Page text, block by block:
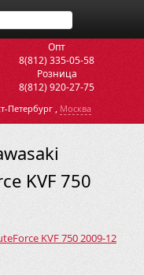
Опт
8(812) 335-05-58
Розница
8(812) 920-27-75
Петербург , Москва
KVF 750
KVF 750 2009-12